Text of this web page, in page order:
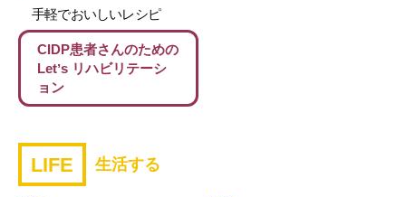
手軽でおいしいレシピ
CIDP患者さんのための
Letʼs リハビリテーシ
ョン
LIFE 生活する